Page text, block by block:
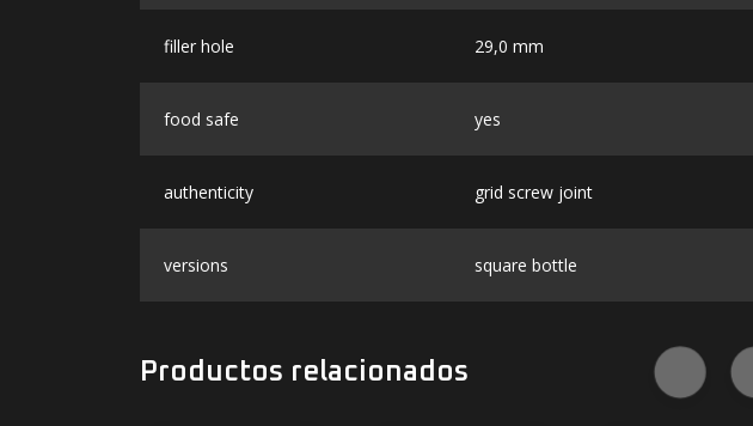
filler hole 29,0 mm
food safe yes
authenticity grid screw joint
versions square bottle
Productos relacionados